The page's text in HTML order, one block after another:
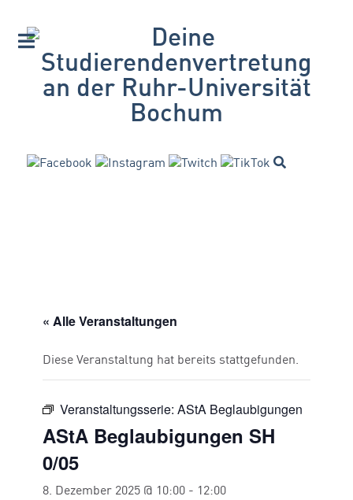
« Alle Veranstaltungen
Diese Veranstaltung hat bereits stattgefunden.
Veranstaltungsserie: AStA Beglaubigungen
AStA Beglaubigungen SH
0/05
8. Dezember 2025 @ 10:00 - 12:00